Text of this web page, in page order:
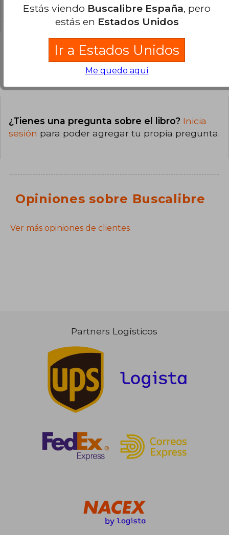
ACABALLADO.
Preguntas y respuestas sobre el libro
¿Tienes una pregunta sobre el libro? Inicia
sesión para poder agregar tu propia pregunta.
Opiniones sobre Buscalibre
Ver más opiniones de clientes
Partners Logísticos
Estás viendo Buscalibre España, pero
estás en Estados Unidos
Ir a Estados Unidos
Me quedo aquí